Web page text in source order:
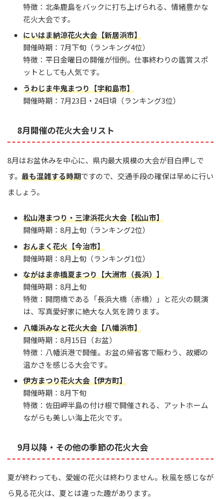
特徴：北条鹿島をバックに打ち上げられる、情緒豊かな
花火大会です。
にいはま納涼花火大会【新居浜市】
開催時期：7月下旬（ランキング4位）
特徴：平日金曜日の開催が恒例。仕事終わりの鑑賞スポ
ットとしても人気です。
うわじま牛鬼まつり【宇和島市】
開催時期：7月23日・24日頃（ランキング3位）
8月開催の花火大会リスト
8月はお盆休みを中心に、県内最大規模の大会が目白押しで
す。 最も混雑する時期ですので、交通手段の確保は早めに行い
ましょう。
松山港まつり・三津浜花火大会【松山市】
開催時期：8月上旬（ランキング2位）
おんまく花火【今治市】
開催時期：8月上旬（ランキング1位）
ながはま赤橋夏まつり【大洲市（長浜）】
開催時期：8月上旬
特徴：開閉橋である「長浜大橋（赤橋）」と花火の競演
は、写真愛好家に絶大な人気を誇ります。
八幡浜みなと花火大会【八幡浜市】
開催時期：8月15日（お盆）
特徴：八幡浜港で開催。お盆の帰省客で賑わう、故郷の
温かさを感じる大会です。
伊方まつり花火大会【伊方町】
開催時期：8月下旬
特徴：佐田岬半島の付け根で開催される、アットホーム
ながらも美しい海上花火です。
9月以降・その他の季節の花火大会
夏が終わっても、愛媛の花火は終わりません。秋風を感じなが
ら見る花火は、夏とは違った趣があります。